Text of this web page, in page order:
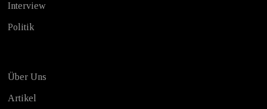
Interview
Politik
Über Uns
Artikel